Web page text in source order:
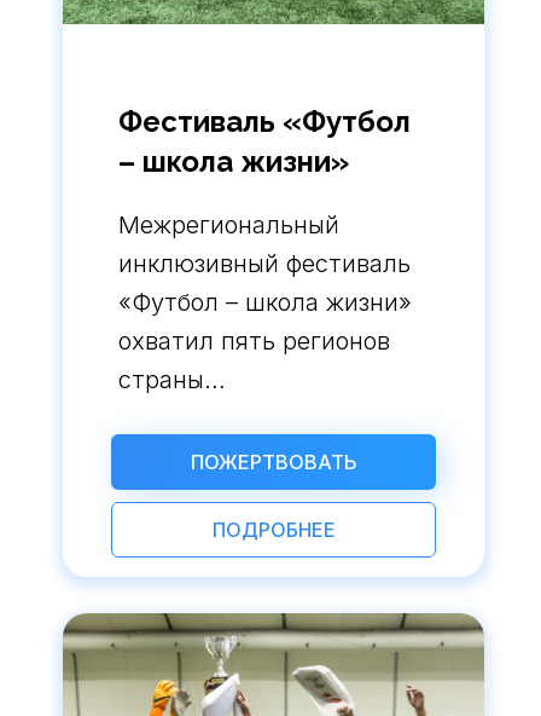
Фестиваль «Футбол
– школа жизни»
Межрегиональный
инклюзивный фестиваль
«Футбол – школа жизни»
охватил пять регионов
страны…
ПОЖЕРТВОВАТЬ
ПОДРОБНЕЕ